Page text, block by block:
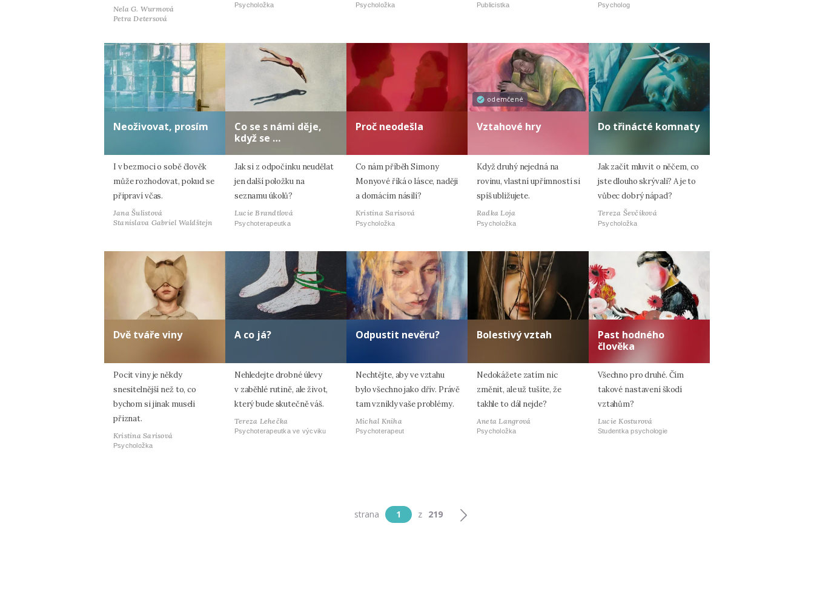
Nela G. Wurmová
Petra Detersová
Psycholožka Psycholožka Publicistka Psycholog
Neoživovat, prosím
I v bezmoci o sobě člověk
může rozhodovat, pokud se
připraví včas.
Jana Šulistová
Stanislava Gabriel Waldštejn
Co se s námi děje,
když se …
Jak si z odpočinku neudělat
jen další položku na
seznamu úkolů?
Lucie Brandtlová
Psychoterapeutka
Proč neodešla
Co nám příběh Simony
Monyové říká o lásce, naději
a domácím násilí?
Kristina Sarisová
Psycholožka
odemčené
Vztahové hry
Když druhý nejedná na
rovinu, vlastní upřímností si
spíš ubližujete.
Radka Loja
Psycholožka
Do třinácté komnaty
Jak začít mluvit o něčem, co
jste dlouho skrývali? A je to
vůbec dobrý nápad?
Tereza Ševčíková
Psycholožka
Dvě tváře viny
Pocit viny je někdy
snesitelnější než to, co
bychom si jinak museli
přiznat.
Kristina Sarisová
Psycholožka
A co já?
Nehledejte drobné úlevy
v zaběhlé rutině, ale život,
který bude skutečně váš.
Tereza Lehečka
Psychoterapeutka ve výcviku
Odpustit nevěru?
Nechtějte, aby ve vztahu
bylo všechno jako dřív. Právě
tam vznikly vaše problémy.
Michal Kniha
Psychoterapeut
Bolestivý vztah
Nedokážete zatím nic
změnit, ale už tušíte, že
takhle to dál nejde?
Aneta Langrová
Psycholožka
Past hodného
člověka
Všechno pro druhé. Čím
takové nastavení škodí
vztahům?
Lucie Kosturová
Studentka psychologie
strana 1 z 219